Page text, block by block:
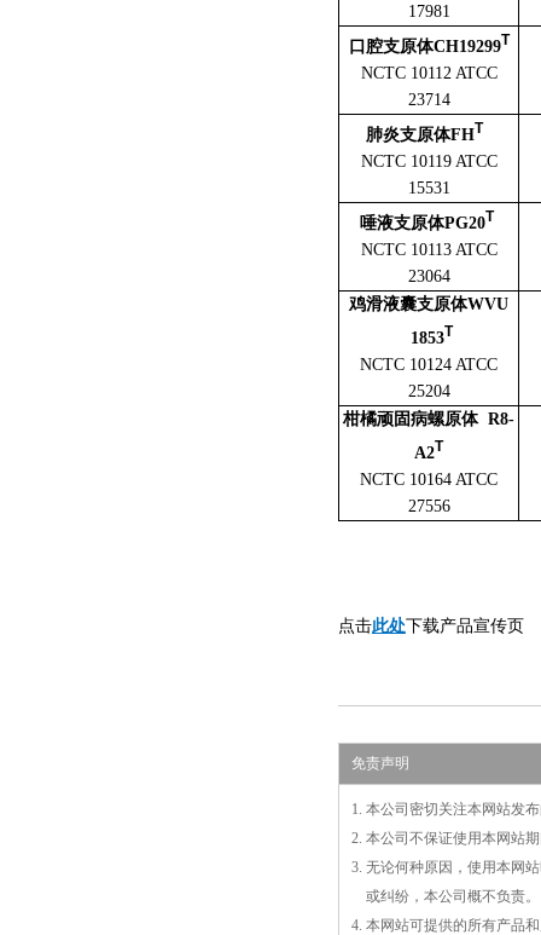
17981
口腔支原体CH19299T
NCTC 10112 ATCC
23714
肺炎支原体FHT
NCTC 10119 ATCC
15531
唾液支原体PG20T
NCTC 10113 ATCC
23064
鸡滑液囊支原体WVU
1853T
NCTC 10124 ATCC
25204
柑橘顽固病螺原体 R8-
A2T
NCTC 10164 ATCC
27556
点击此处下载产品宣传页
免责声明
1. 本公司密切关注本网站发
2. 本公司不保证使用本网站
3. 无论何种原因，使用本网
或纠纷，本公司概不负责。
4. 本网站可提供的所有产品